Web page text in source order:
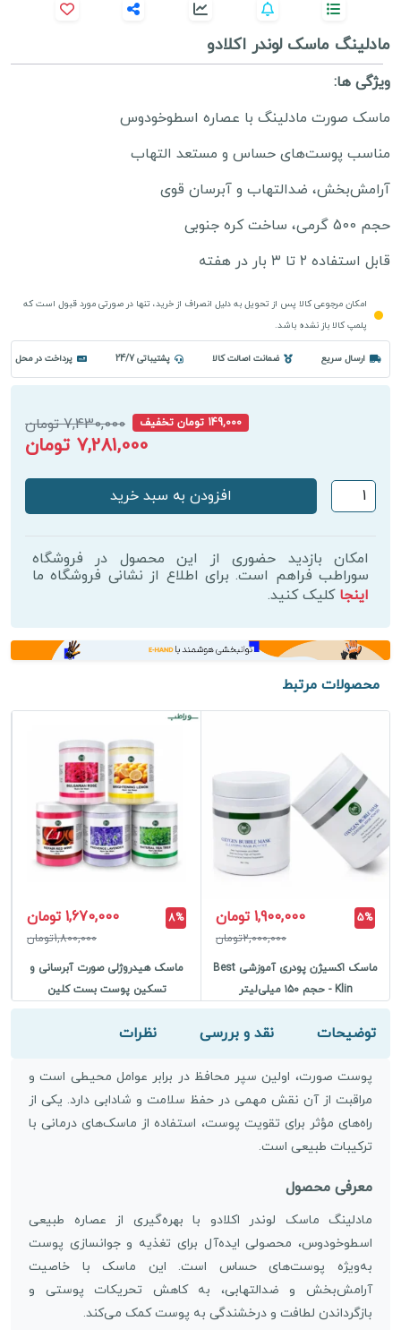
مادلینگ ماسک لوندر اکلادو
ویژگی ها:
ماسک صورت مادلینگ با عصاره اسطوخودوس
مناسب پوست‌های حساس و مستعد التهاب
آرامش‌بخش، ضدالتهاب و آبرسان قوی
حجم 500 گرمی، ساخت کره جنوبی
قابل استفاده ۲ تا ۳ بار در هفته
امکان مرجوعی کالا پس از تحویل به دلیل انصراف از خرید، تنها در صورتی مورد قبول است که
پلمپ کالا باز نشده باشد.
ارسال سریع ضمانت اصالت کالا پشتیباتی 24/7 پرداخت در محل
149,000 تومان تخفیف 7,430,000 تومان
7,281,000 تومان
مادلینگ
ماسک
اکلادو
عدد
افزودن به سبد خرید
امکان بازدید حضوری از این محصول در فروشگاه
سوراطب فراهم است. برای اطلاع از نشانی فروشگاه ما
اینجا کلیک کنید.
محصولات مرتبط
5% 1,900,000 تومان
2,000,000تومان
ماسک اکسیژن پودری آموزشی Best
Klin - حجم ۱۵۰ میلی‌لیتر
8% 1,670,000 تومان
1,800,000تومان
ماسک هیدروژلی صورت آبرسانی و
تسکین پوست بست کلین
توضیحات نقد و بررسی نظرات
پوست صورت، اولین سپر محافظ در برابر عوامل محیطی است و
مراقبت از آن نقش مهمی در حفظ سلامت و شادابی دارد. یکی از
راه‌های مؤثر برای تقویت پوست، استفاده از ماسک‌های درمانی با
ترکیبات طبیعی است.
معرفی محصول
مادلینگ ماسک لوندر اکلادو با بهره‌گیری از عصاره طبیعی
اسطوخودوس، محصولی ایده‌آل برای تغذیه و جوانسازی پوست
به‌ویژه پوست‌های حساس است. این ماسک با خاصیت
آرامش‌بخش و ضدالتهابی، به کاهش تحریکات پوستی و
بازگرداندن لطافت و درخشندگی به پوست کمک می‌کند.